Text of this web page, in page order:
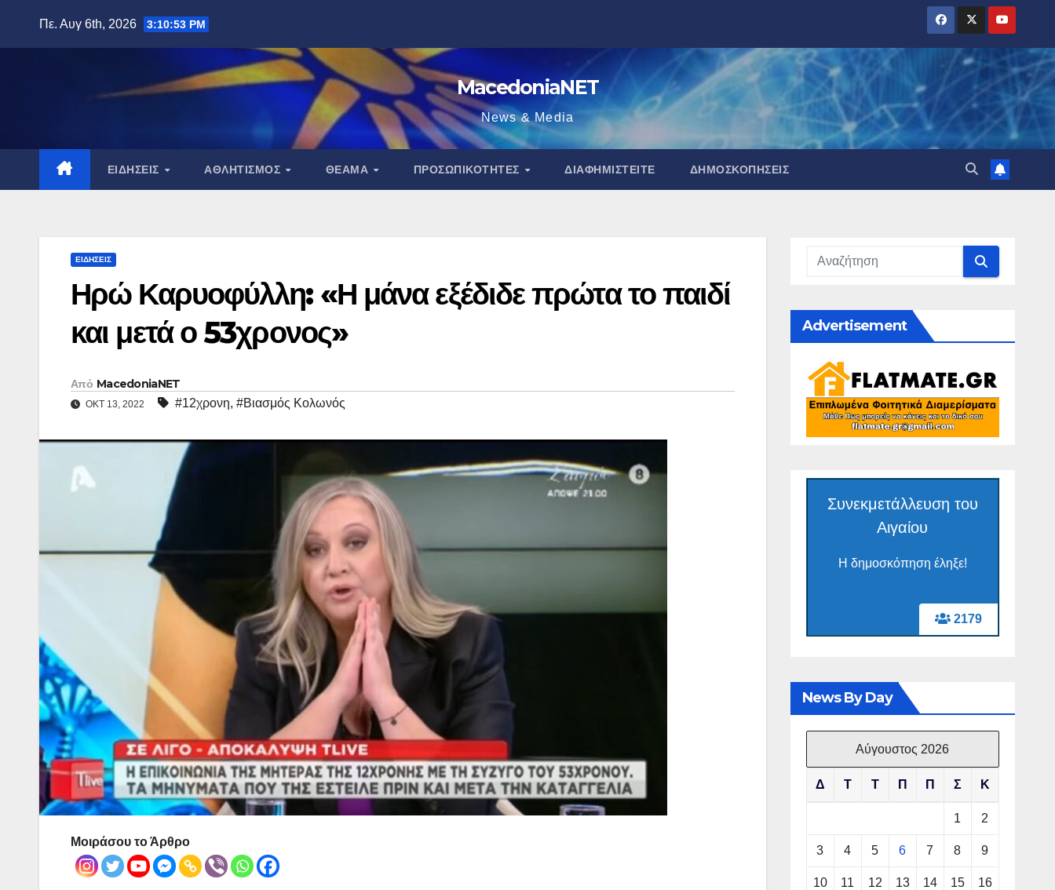
Πε. Αυγ 6th, 2026 3:10:55 PM
MacedoniaNET
News & Media
ΕΙΔΉΣΕΙΣ ΑΘΛΗΤΙΣΜΌΣ ΘΈΑΜΑ ΠΡΟΣΩΠΙΚΌΤΗΤΕΣ ΔΙΑΦΗΜΙΣΤΕΊΤΕ ΔΗΜΟΣΚΟΠΉΣΕΙΣ
ΕΙΔΉΣΕΙΣ
Ηρώ Καρυοφύλλη: «Η μάνα εξέδιδε πρώτα το παιδί
και μετά ο 53χρονος»
Από MacedoniaNET
ΟΚΤ 13, 2022 #12χρονη, #Βιασμός Κολωνός
Μοιράσου το Άρθρο
Advertisement
2179
Συνεκμετάλλευση του
Αιγαίου
Η δημοσκόπηση έληξε!
News By Day
Αύγουστος 2026
Δ Τ Τ Π Π Σ Κ
1 2
3 4 5 6 7 8 9
10 11 12 13 14 15 16